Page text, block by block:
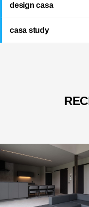
design casa
casa study